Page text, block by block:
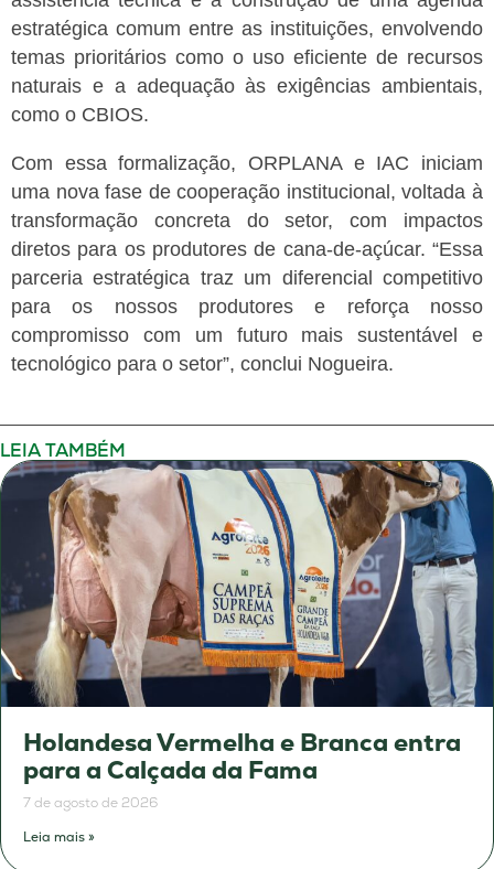
estratégica comum entre as instituições, envolvendo
temas prioritários como o uso eficiente de recursos
naturais e a adequação às exigências ambientais,
como o CBIOS.
Com essa formalização, ORPLANA e IAC iniciam
uma nova fase de cooperação institucional, voltada à
transformação concreta do setor, com impactos
diretos para os produtores de cana-de-açúcar. “Essa
parceria estratégica traz um diferencial competitivo
para os nossos produtores e reforça nosso
compromisso com um futuro mais sustentável e
tecnológico para o setor”, conclui Nogueira.
LEIA TAMBÉM
Holandesa Vermelha e Branca entra
para a Calçada da Fama
7 de agosto de 2026
Leia mais »